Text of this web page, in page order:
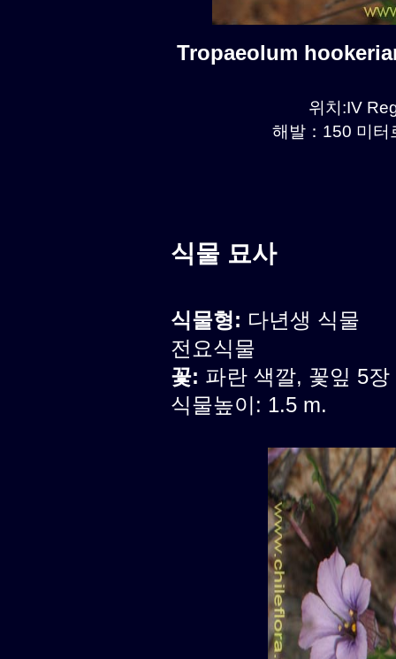
Tropaeolum
위치:IV
해발：150 미터
식물 묘사
식물형: 다년생 식물
전요식물
꽃: 파란 색깔, 꽃잎 5장
식물높이: 1.5 m.